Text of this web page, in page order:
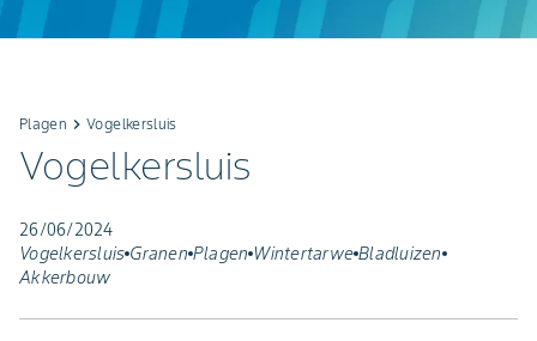
Plagen keyboard_arrow_rightVogelkersluis
Vogelkersluis
26/06/2024
Vogelkersluis Granen Plagen Wintertarwe Bladluizen
Akkerbouw